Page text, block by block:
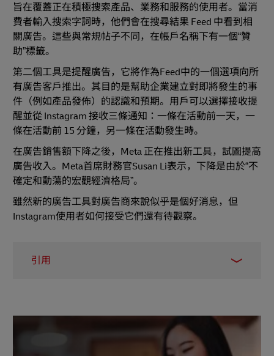
旨在覆蓋正在積極搜索產品、業務和服務的使用者。當消
費者輸入搜索字詞時，他們會在搜尋結果 Feed 中看到相
關廣告。這些與常規帖子不同，在帳戶名稱下有一個“贊
助”標籤。
第二個工具是提醒廣告，它將作為Feed中的一個選項向所
有廣告客戶推出。其目的是幫助企業建立對即將發生的事
件（例如產品發佈）的認識和預期。用戶可以選擇接收提
醒並從 Instagram 接收三條通知：一條在活動前一天，一
條在活動前 15 分鐘，另一條在活動發生時。
在廣告銷售額下降之後，Meta 正在推出新工具，試圖提高
廣告收入。Meta首席財務官Susan Li表示，下降是由於“不
確定和動蕩的宏觀經濟格局”。
雖然新的廣告工具對廣告商來說似乎是個好消息，但
Instagram使用者如何接受它們還有待觀察。
引用